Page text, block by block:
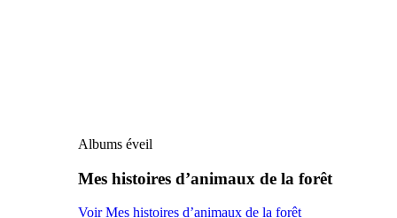
Albums éveil
Mes histoires d’animaux de la forêt
Voir Mes histoires d’animaux de la forêt